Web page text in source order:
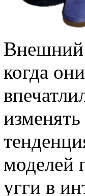
Внешний
когда
моделей
угги в